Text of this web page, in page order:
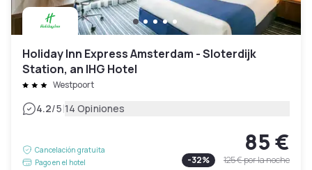
Holiday Inn Express Amsterdam - Sloterdijk
Station, an IHG Hotel
Westpoort
4.2/5|14 Opiniones
Cancelación gratuita
Pago en el hotel
85 €
-32% 125 €por la noche